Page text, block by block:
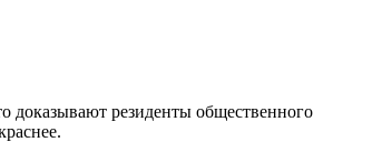
доказывают резиденты общественного